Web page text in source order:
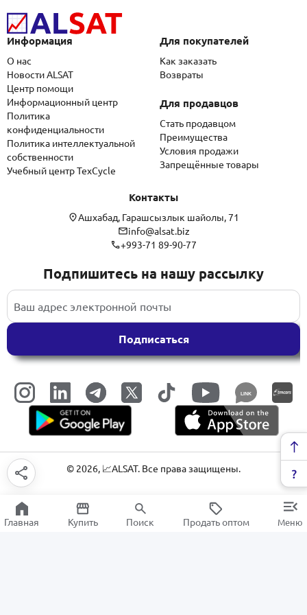
Информация
О нас
Новости ALSAT
Центр помощи
Информационный центр
Политика
конфиденциальности
Политика интеллектуальной
собственности
Учебный центр TexCycle
Для покупателей
Как заказать
Возвраты
Для продавцов
Стать продавцом
Преимущества
Условия продажи
Запрещённые товары
Контакты
Ашхабад, Гарашсызлык шайолы, 71
info@alsat.biz
+993-71 89-90-77
Подпишитесь на нашу рассылку
Подписаться
LINK
© 2026, 📈ALSAT. Все права защищены.
Главная Купить Поиск Продать оптом Меню